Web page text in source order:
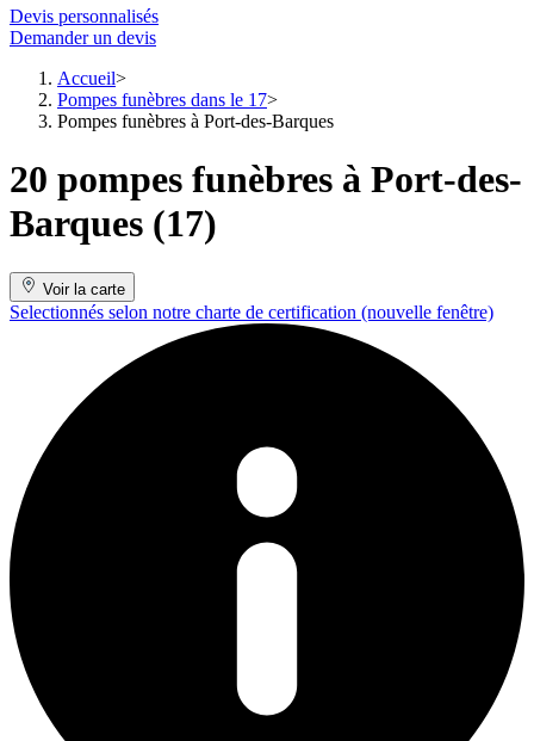
Devis personnalisés
Demander un devis
Accueil
Pompes funèbres dans le 17
Pompes funèbres à Port-des-Barques
20 pompes funèbres à Port-des-
Barques (17)
Voir la carte
Selectionnés selon notre charte de certification (nouvelle fenêtre)